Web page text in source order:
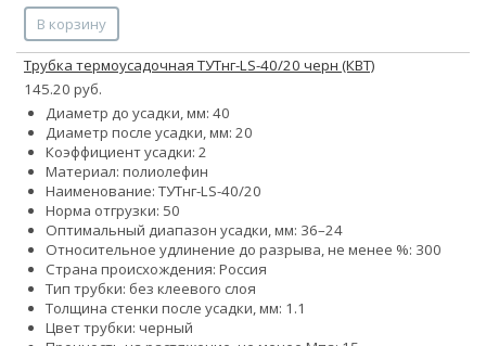
В корзину
Трубка термоусадочная ТУТнг-LS-40/20 черн (КВТ)
145.20 руб.
Диаметр до усадки, мм: 40
Диаметр после усадки, мм: 20
Коэффициент усадки: 2
Материал: полиолефин
Наименование: ТУТнг-LS-40/20
Норма отгрузки: 50
Оптимальный диапазон усадки, мм: 36–24
Относительное удлинение до разрыва, не менее %: 300
Страна происхождения: Россия
Тип трубки: без клеевого слоя
Толщина стенки после усадки, мм: 1.1
Цвет трубки: черный